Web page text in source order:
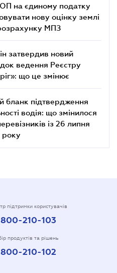
на єдиному податку
нову оцінку землі
МПЗ
затвердив новий
ведення Реєстру
що це змінює
бланк підтвердження
водія: що змінилося
із 26 липня
підтримки користувачів
210-103
продуктів та рішень
210-102